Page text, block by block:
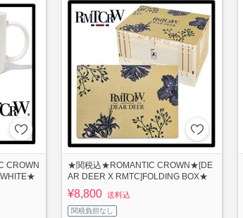
CROWN
★関税込★ROMANTIC CROWN★[DE
AR DEER X RMTC]FOLDING BOX★
¥8,800 送料込
関税負担なし